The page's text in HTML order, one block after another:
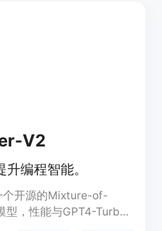
V2
编程智能。
个开源的Mixture-of-
型，性能与GPT4-Turbo